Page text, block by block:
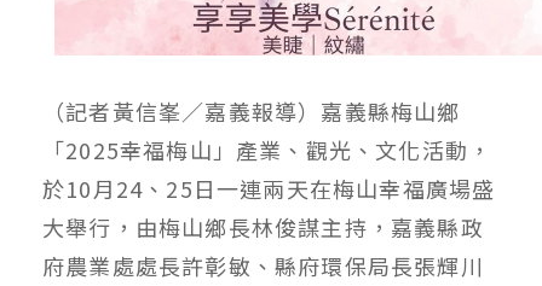
（記者黃信峯／嘉義報導）嘉義縣梅山鄉
「2025幸福梅山」產業、觀光、文化活動，
於10月24、25日一連兩天在梅山幸福廣場盛
大舉行，由梅山鄉長林俊謀主持，嘉義縣政
府農業處處長許彰敏、縣府環保局長張輝川